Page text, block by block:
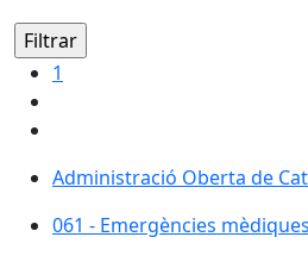
1
Administració Oberta de
Administració Oberta de
061 - Emergències mèdiques
061 - Emergències mèdiques